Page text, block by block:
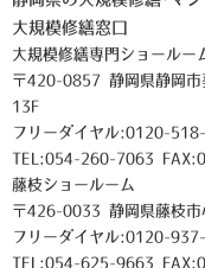
大規模修繕窓口
大規模修繕専門ショールー
〒420-0857 静岡県静岡市
13F
フリーダイヤル:0120-
TEL:054-260-7063
藤枝ショールーム
〒426-0033 静岡県藤枝
フリーダイヤル:0120-
TEL:054-625-9663